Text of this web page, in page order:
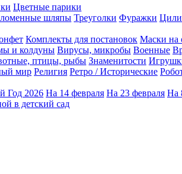
Цветные парики
шляпы Треуголки Фуражки
Комплекты для постановок Маски на
и колдуны Вирусы, микробы Военные
птицы, рыбы Знаменитости
мир Религия Ретро / Исторические
Год 2026 На 14 февраля На 23 февраля На
в детский сад